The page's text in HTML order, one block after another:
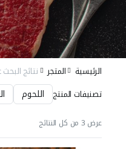
الرئيسية المتجر
نتائج
تصنيفات المنتج
اللحوم
عرض ⁦3⁩ من كل النتائج